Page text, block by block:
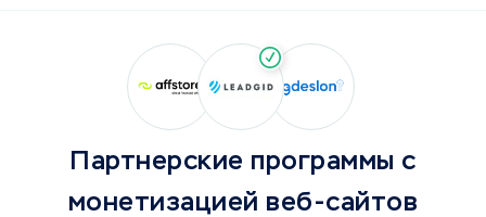
Партнерские программы с
монетизацией веб-сайтов